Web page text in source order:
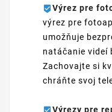
Výrez pre
výrez pre
umožňuje
natáčanie videí
Zachovajte si
chráňte svoj
Výrezy pre